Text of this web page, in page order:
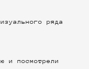
ряда
и посмотрели